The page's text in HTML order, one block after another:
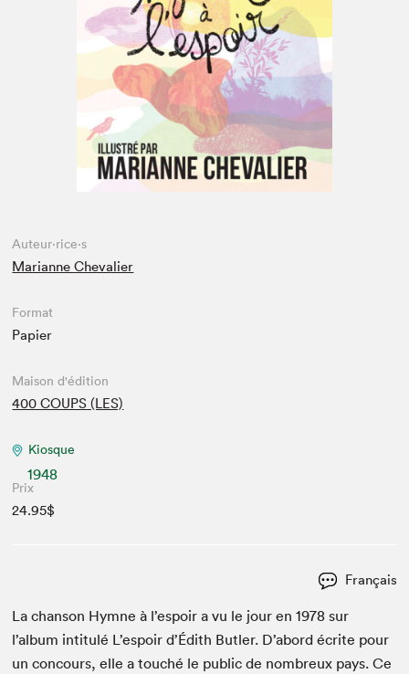
Espace enseignant·e·s
Espace pro
Auteur·rice·s
Marianne Chevalier
Format
Papier
Maison d'édition
400 COUPS (LES)
Kiosque
1948
Prix
24.95$
Français
La chan­son Hymne à l’espoir a vu le jour en1978 sur
l’album inti­t­ulé L’espoir d’Édith But­ler. D’abord écrite pour
un con­cours, elle a touché le pub­lic de nom­breux pays. Ce